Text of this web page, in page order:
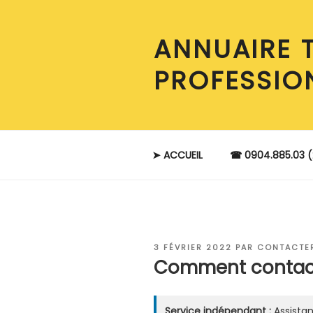
ANNUAIRE
➤ ACCUEIL ☎
PUBLIÉ
LE
3 FÉVRIER 2022 PAR
Comment